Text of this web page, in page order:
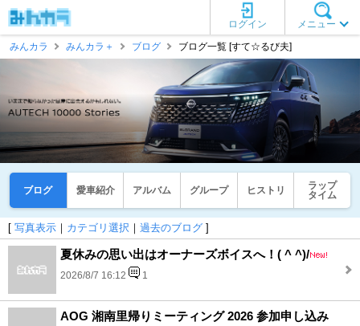
メニュー
ログイン
みんカラ
みんカラ＋ ブログ ブログ一覧 [すて☆るび夫]
ブログ 愛車紹介 アルバム グループ ヒストリ
ラップ
タイム
[ 写真表示 ｜ カテゴリ選択 ｜ 過去のブログ ]
夏休みの思い出はオーナーズボイスへ！( ^ ^)/
2026/8/7 16:12 1
AOG 湘南里帰りミーティング 2026 参加申し込み